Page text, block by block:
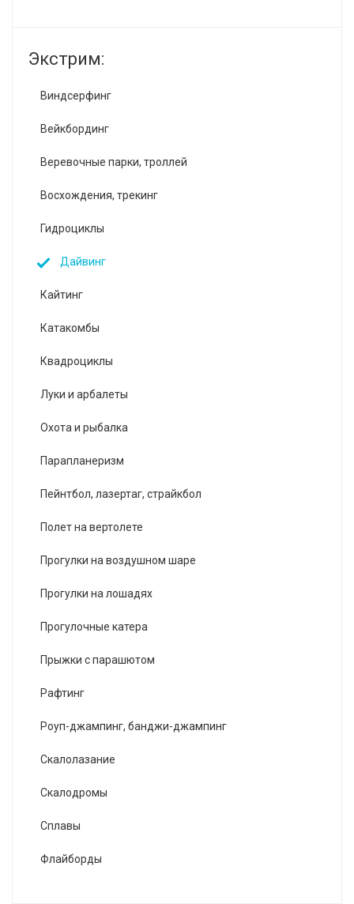
Экстрим:
Виндсерфинг
Вейкбординг
Веревочные парки, троллей
Восхождения, трекинг
Гидроциклы
Дайвинг
Кайтинг
Катакомбы
Квадроциклы
Луки и арбалеты
Охота и рыбалка
Парапланеризм
Пейнтбол, лазертаг, страйкбол
Полет на вертолете
Прогулки на воздушном шаре
Прогулки на лошадях
Прогулочные катера
Прыжки с парашютом
Рафтинг
Роуп-джампинг, банджи-джампинг
Скалолазание
Скалодромы
Сплавы
Флайборды